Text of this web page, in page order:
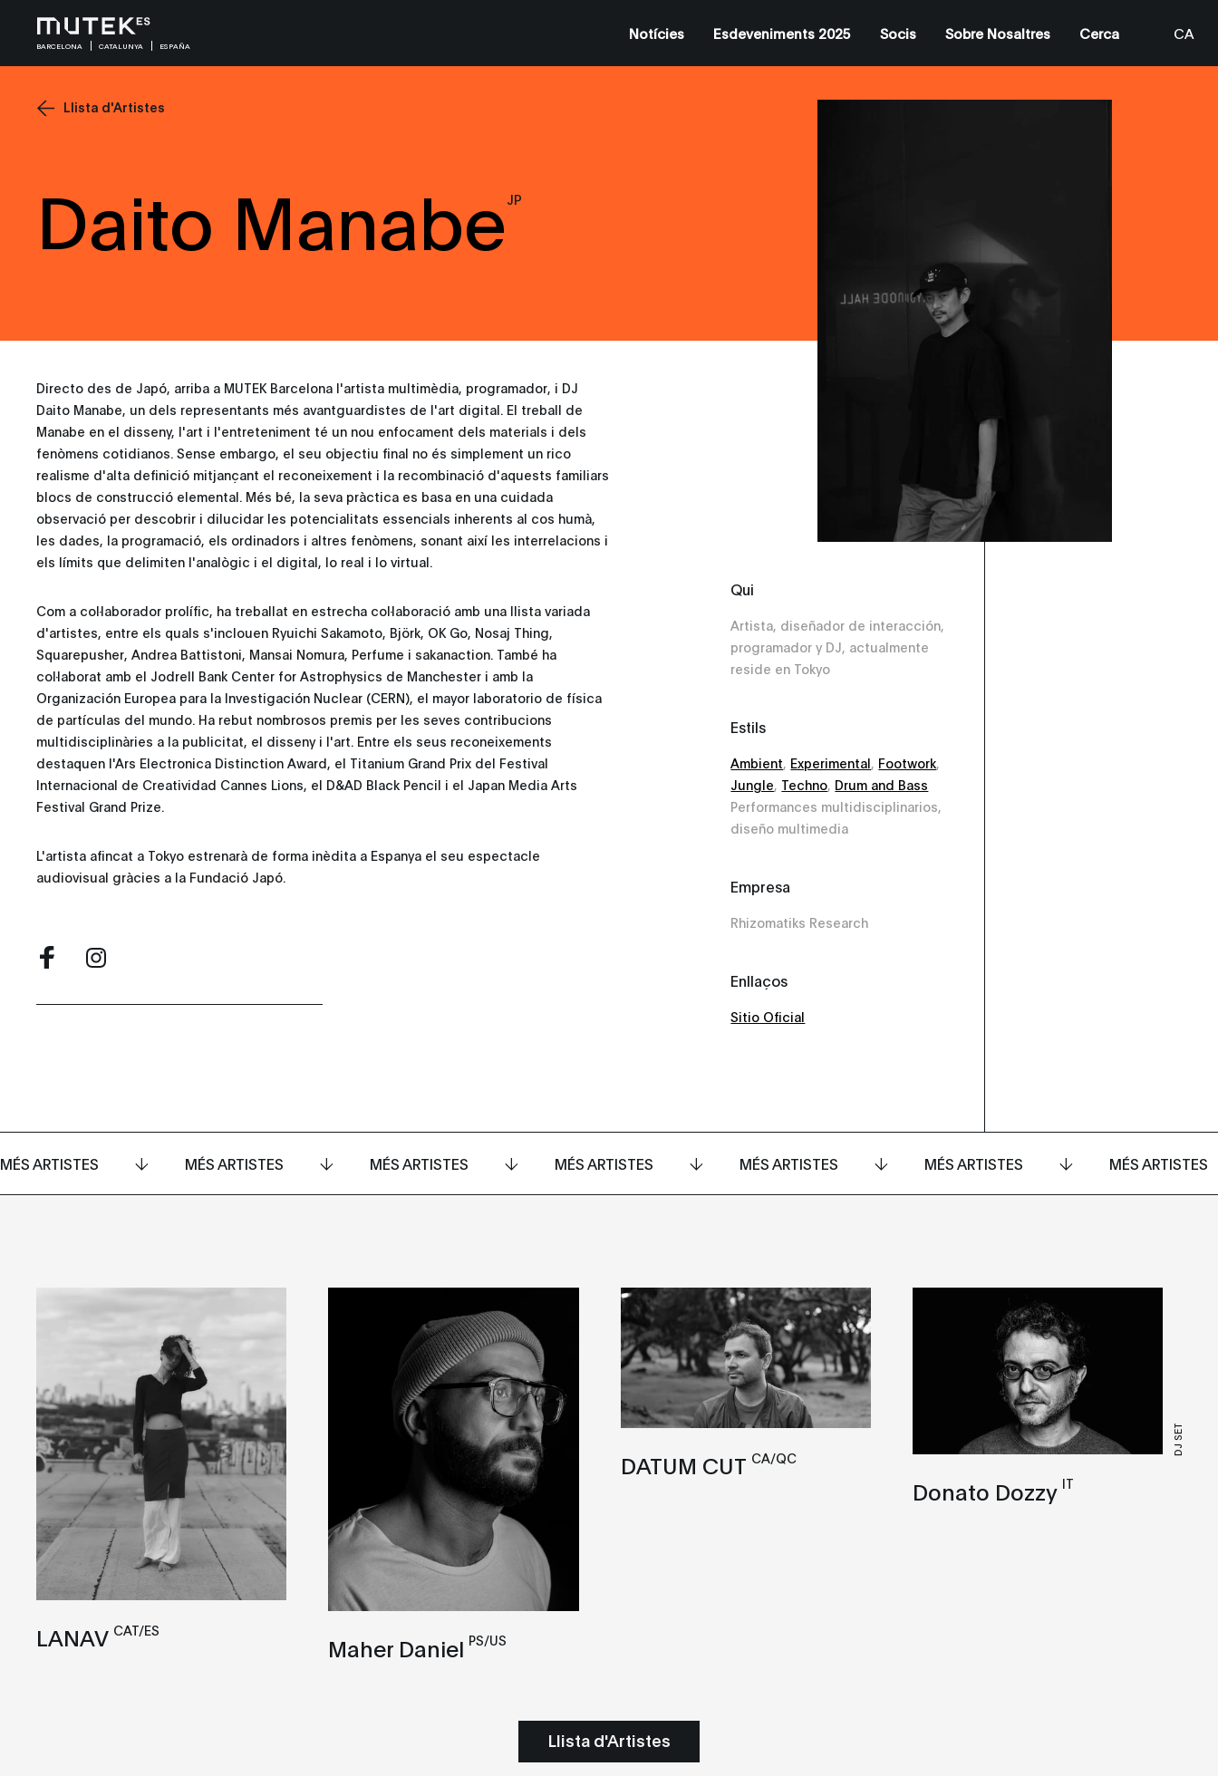
BARCELONA CATALUNYA ESPAÑA
Notícies Esdeveniments 2025 Socis Sobre Nosaltres Cerca
CA
ES
Llista d'Artistes
Daito Manabe JP
Directo des de Japó, arriba a MUTEK Barcelona l'artista multimèdia, programador, i DJ
Daito Manabe, un dels representants més avantguardistes de l'art digital. El treball de
Manabe en el disseny, l'art i l'entreteniment té un nou enfocament dels materials i dels
fenòmens cotidianos. Sense embargo, el seu objectiu final no és simplement un rico
realisme d'alta definició mitjançant el reconeixement i la recombinació d'aquests familiars
blocs de construcció elemental. Més bé, la seva pràctica es basa en una cuidada
observació per descobrir i dilucidar les potencialitats essencials inherents al cos humà,
les dades, la programació, els ordinadors i altres fenòmens, sonant així les interrelacions i
els límits que delimiten l'analògic i el digital, lo real i lo virtual.
Com a col·laborador prolífic, ha treballat en estrecha col·laboració amb una llista variada
d'artistes, entre els quals s'inclouen Ryuichi Sakamoto, Björk, OK Go, Nosaj Thing,
Squarepusher, Andrea Battistoni, Mansai Nomura, Perfume i sakanaction. També ha
col·laborat amb el Jodrell Bank Center for Astrophysics de Manchester i amb la
Organización Europea para la Investigación Nuclear (CERN), el mayor laboratorio de física
de partículas del mundo. Ha rebut nombrosos premis per les seves contribucions
multidisciplinàries a la publicitat, el disseny i l'art. Entre els seus reconeixements
destaquen l'Ars Electronica Distinction Award, el Titanium Grand Prix del Festival
Internacional de Creatividad Cannes Lions, el D&AD Black Pencil i el Japan Media Arts
Festival Grand Prize.
L'artista afincat a Tokyo estrenarà de forma inèdita a Espanya el seu espectacle
audiovisual gràcies a la Fundació Japó.
Qui
Artista, diseñador de interacción,
programador y DJ, actualmente
reside en Tokyo
Estils
Ambient Experimental Footwork
Jungle Techno Drum and Bass
Performances multidisciplinarios,
diseño multimedia
Empresa
Rhizomatiks Research
Enllaços
Sitio Oficial
MÉS ARTISTES MÉS ARTISTES MÉS ARTISTES MÉS ARTISTES MÉS ARTISTES MÉS ARTISTES MÉS ARTISTES
LANAV CAT/ES
Maher Daniel PS/US
DATUM CUT CA/QC
DJ SET
Donato Dozzy IT
Llista d'Artistes